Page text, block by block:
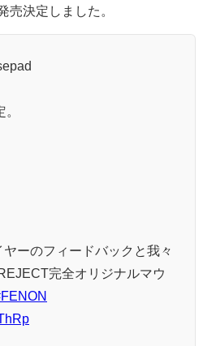
売決定しました。
ヤーのフィードバックと我々
完全オリジナルマウ